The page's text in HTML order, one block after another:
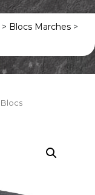
> Blocs Marches >
Blocs